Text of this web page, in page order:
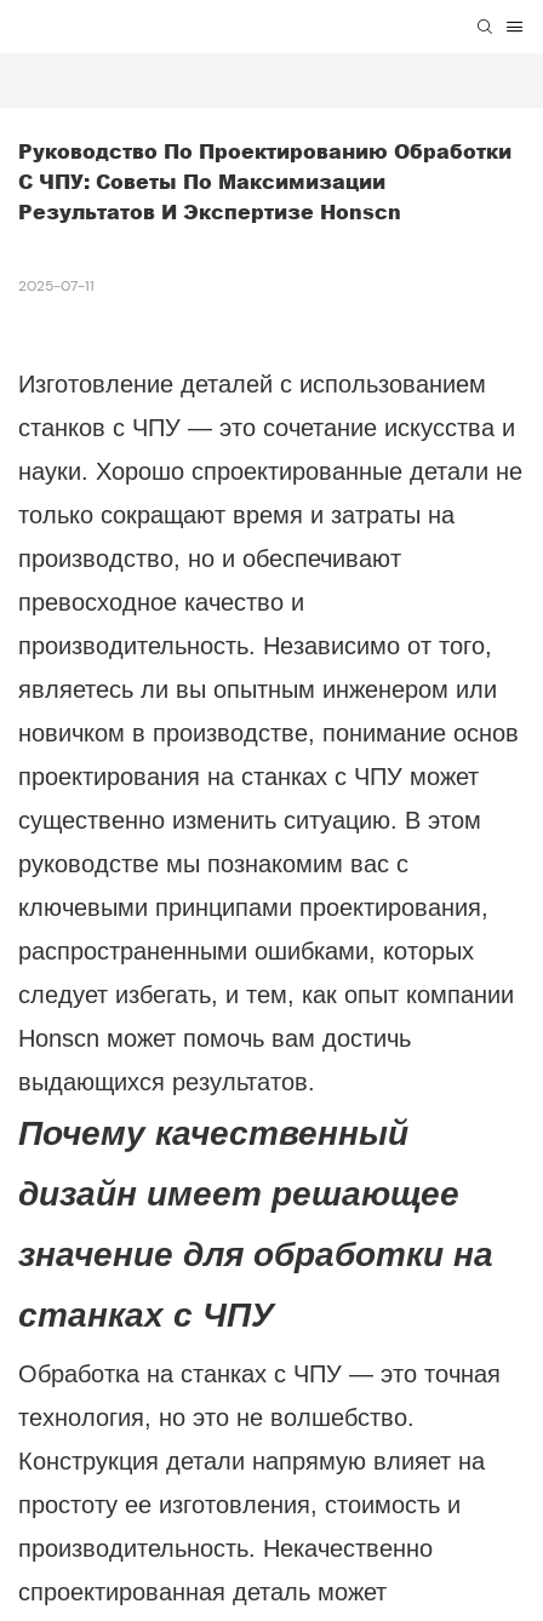
Руководство По Проектированию Обработки
С ЧПУ: Советы По Максимизации
Результатов И Экспертизе Honscn
2025-07-11
Изготовление деталей с использованием
станков с ЧПУ — это сочетание искусства и
науки. Хорошо спроектированные детали не
только сокращают время и затраты на
производство, но и обеспечивают
превосходное качество и
производительность. Независимо от того,
являетесь ли вы опытным инженером или
новичком в производстве, понимание основ
проектирования на станках с ЧПУ может
существенно изменить ситуацию. В этом
руководстве мы познакомим вас с
ключевыми принципами проектирования,
распространенными ошибками, которых
следует избегать, и тем, как опыт компании
Honscn может помочь вам достичь
выдающихся результатов.
Почему качественный
дизайн имеет решающее
значение для обработки на
станках с ЧПУ
Обработка на станках с ЧПУ — это точная
технология, но это не волшебство.
Конструкция детали напрямую влияет на
простоту ее изготовления, стоимость и
производительность. Некачественно
спроектированная деталь может